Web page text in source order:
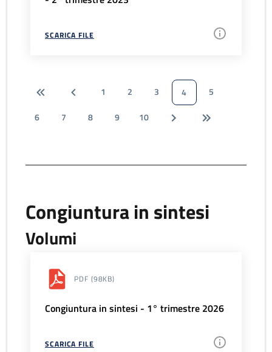
SCARICA FILE
1 2 3 4
5
6
7 8 9 10
Congiuntura in sintesi
Volumi
PDF (98KB)
Congiuntura in sintesi - 1° trimestre 2026
SCARICA FILE